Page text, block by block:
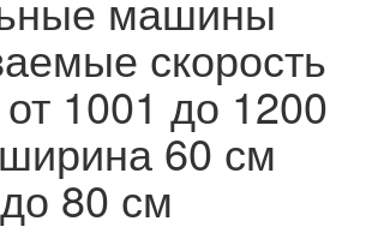
скорость
1001 до 1200
60 см
80 см